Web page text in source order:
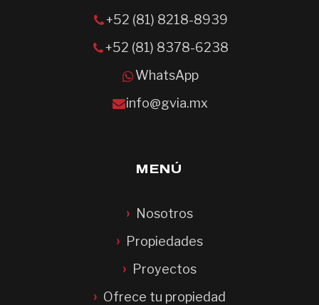
+52 (81) 8218-8939
+52 (81) 8378-6238
WhatsApp
info@gvia.mx
MENÚ
Nosotros
Propiedades
Proyectos
Ofrece tu propiedad